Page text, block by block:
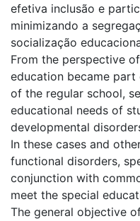
efetiva inclusão e
minimizando a
socialização
From the perspective
education became
of the regular school,
educational needs of
developmental
In these cases and
functional disorders,
conjunction with
meet the special
The general objective